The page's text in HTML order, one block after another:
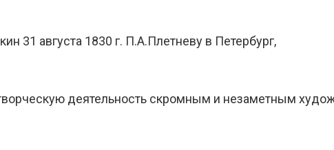
31 августа 1830 г. П.А.Плетневу в Петербург,
деятельность скромным и незаметным